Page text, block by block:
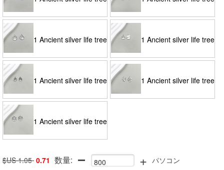
18*20mm-2.4g-10912 15*18mm-2g-11220
1 Ancient silver life tree
16*18mm-0.7g-11270
1 Ancient silver life tree
13*16mm-1.3g-11654
1 Ancient silver life tree
10*13mm-0.4g-15567
1 Ancient silver life tree
1 Ancient silver life tree
15*19mm-0.8g-17328
$US 1.05 0.71 数量: + パソコン